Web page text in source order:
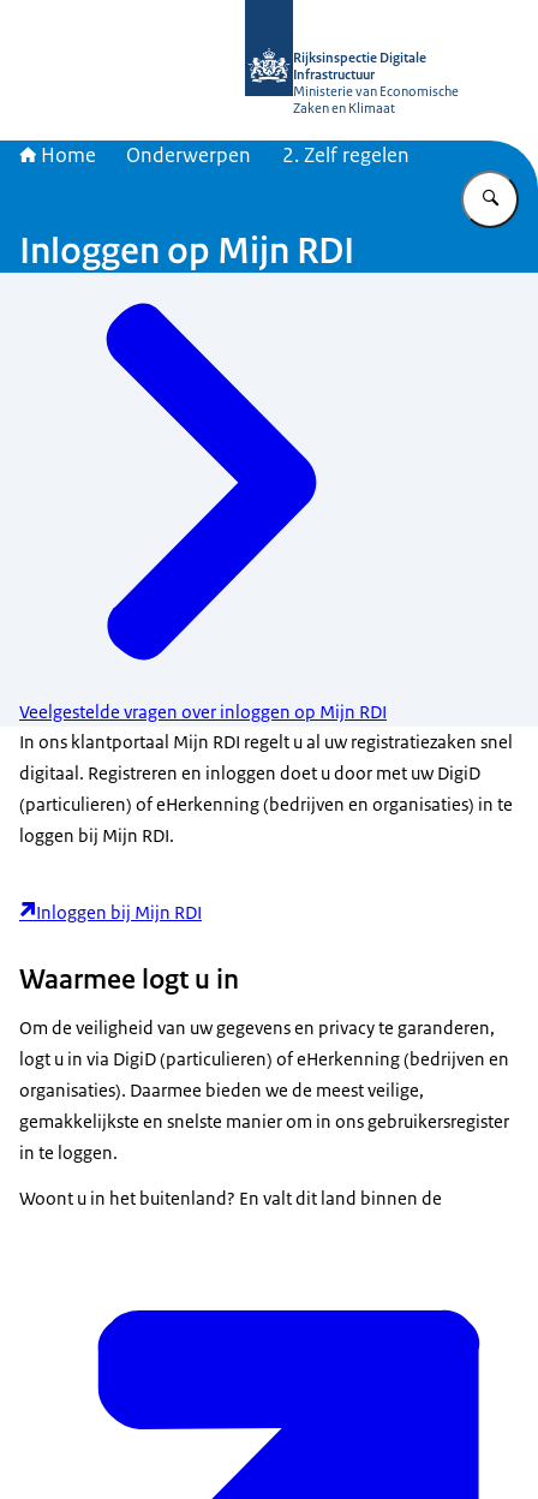
Rijksinspectie Digitale
Infrastructuur
Ministerie van Economische
Zaken en Klimaat
Home Onderwerpen 2. Zelf regelen
Inloggen op Mijn RDI
Veelgestelde vragen over inloggen op Mijn RDI
In ons klantportaal Mijn RDI regelt u al uw registratiezaken snel
digitaal. Registreren en inloggen doet u door met uw DigiD
(particulieren) of eHerkenning (bedrijven en organisaties) in te
loggen bij Mijn RDI.
Inloggen bij Mijn RDI
Waarmee logt u in
Om de veiligheid van uw gegevens en privacy te garanderen,
logt u in via DigiD (particulieren) of eHerkenning (bedrijven en
organisaties). Daarmee bieden we de meest veilige,
gemakkelijkste en snelste manier om in ons gebruikersregister
in te loggen.
Woont u in het buitenland? En valt dit land binnen de